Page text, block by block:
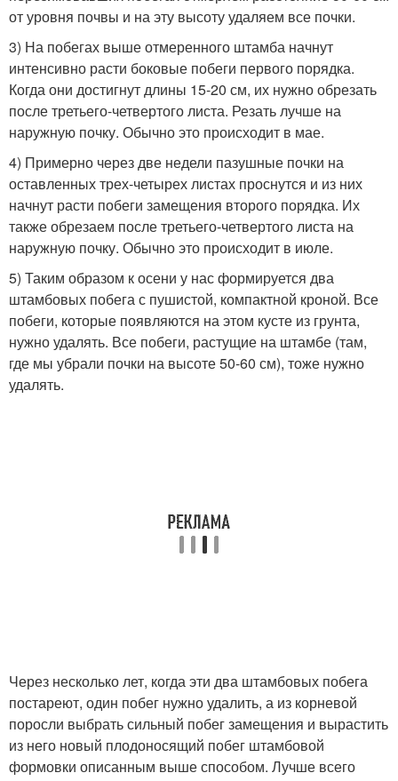
от уровня почвы и на эту высоту удаляем все почки.
3) На побегах выше отмеренного штамба начнут
интенсивно расти боковые побеги первого порядка.
Когда они достигнут длины 15-20 см, их нужно обрезать
после третьего-четвертого листа. Резать лучше на
наружную почку. Обычно это происходит в мае.
4) Примерно через две недели пазушные почки на
оставленных трех-четырех листах проснутся и из них
начнут расти побеги замещения второго порядка. Их
также обрезаем после третьего-четвертого листа на
наружную почку. Обычно это происходит в июле.
5) Таким образом к осени у нас формируется два
штамбовых побега с пушистой, компактной кроной. Все
побеги, которые появляются на этом кусте из грунта,
нужно удалять. Все побеги, растущие на штамбе (там,
где мы убрали почки на высоте 50-60 см), тоже нужно
удалять.
Через несколько лет, когда эти два штамбовых побега
постареют, один побег нужно удалить, а из корневой
поросли выбрать сильный побег замещения и вырастить
из него новый плодоносящий побег штамбовой
формовки описанным выше способом. Лучше всего